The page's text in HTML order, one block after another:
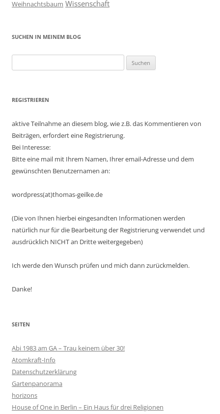
Weihnachtsbaum Wissenschaft
SUCHEN IN MEINEM BLOG
nach:
REGISTRIEREN
aktive Teilnahme an diesem blog, wie z.B. das Kommentieren von
Beiträgen, erfordert eine Registrierung.
Bei Interesse:
Bitte eine mail mit Ihrem Namen, Ihrer email-Adresse und dem
gewünschten Benutzernamen an:
wordpress(at)thomas-geilke.de
(Die von Ihnen hierbei eingesandten Informationen werden
natürlich nur für die Bearbeitung der Registrierung verwendet und
ausdrücklich NICHT an Dritte weitergegeben)
Ich werde den Wunsch prüfen und mich dann zurückmelden.
Danke!
SEITEN
Abi 1983 am GA – Trau keinem über 30!
Atomkraft-Info
Datenschutzerklärung
Gartenpanorama
horizons
House of One in Berlin – Ein Haus für drei Religionen